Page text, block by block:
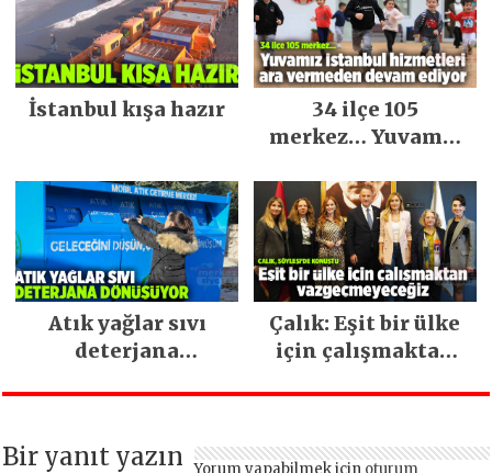
İstanbul kışa hazır
34 ilçe 105
merkez… Yuvamız
ara vermeden
devam ediyor
Atık yağlar sıvı
deterjana
Çalık: Eşit bir ülke
için çalışmaktan
Bir yanıt yazın Yorum yapabilmek için oturum